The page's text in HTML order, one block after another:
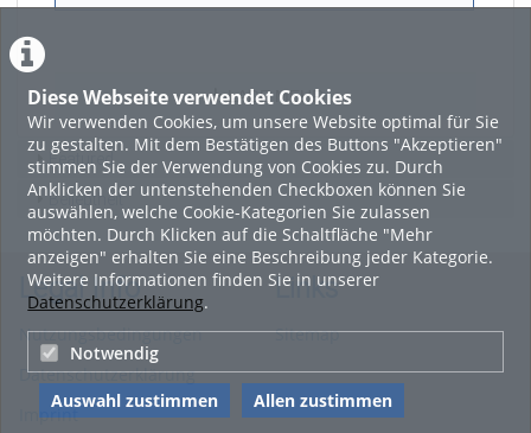
Diese Webseite verwendet Cookies
Wir verwenden Cookies, um unsere Website optimal für Sie
zu gestalten. Mit dem Bestätigen des Buttons "Akzeptieren"
stimmen Sie der Verwendung von Cookies zu. Durch
Anklicken der untenstehenden Checkboxen können Sie
auswählen, welche Cookie-Kategorien Sie zulassen
möchten. Durch Klicken auf die Schaltfläche "Mehr
anzeigen" erhalten Sie eine Beschreibung jeder Kategorie.
Weitere Informationen finden Sie in unserer
Datenschutzerklärung.
Notwendig
Auswahl zustimmen Allen zustimmen
LADE MEHR
Featured
Beliebtheit
Legal Info
Nutzungsbedingungen
Datenschutzerklärung
Imprint
Links
Sitemap